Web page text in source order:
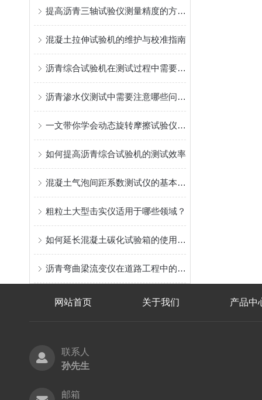
提高沥青三轴试验仪测量精度的方法探索
混凝土拉伸试验机的维护与校准指南
沥青综合试验机在测试过程中需要注意哪些安全事项？
沥青渗水仪测试中需要注意哪些问题？
一文带你学会动态旋转摩擦试验仪的操作步骤
如何提高沥青综合试验机的测试效率
混凝土气泡间距系数测试仪的基本操作流程
粗粒土大型击实仪适用于哪些领域？
如何延长混凝土碳化试验箱的使用寿命
沥青弯曲梁流变仪在道路工程中的应用
网站首页 关于我们 产品中
联系人
孙先生
邮箱